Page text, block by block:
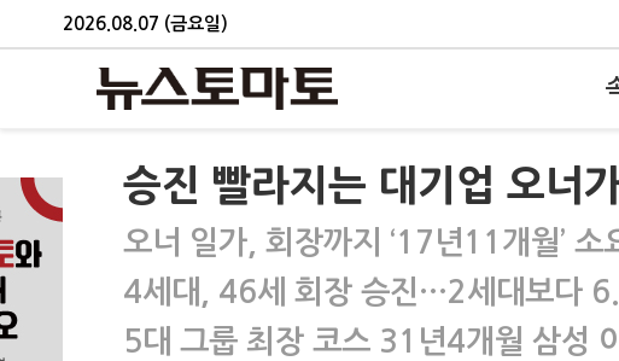
2026.08.07 (금요일)
승진 빨라지는 대기업 오너
오너 일가, 회장까지 ‘17년11개월’ 소
4세대, 46세 회장 승진…2세대보다
5대 그룹 최장 코스 31년4개월 삼성